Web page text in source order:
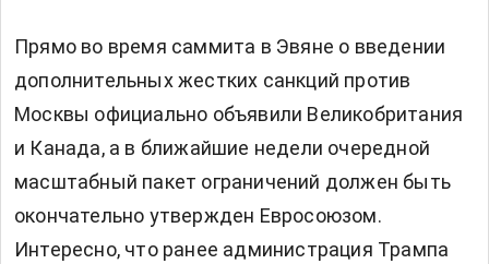
Прямо во время саммита в Эвяне о введении
дополнительных жестких санкций против
Москвы официально объявили Великобритания
и Канада, а в ближайшие недели очередной
масштабный пакет ограничений должен быть
окончательно утвержден Евросоюзом.
Интересно, что ранее администрация Трампа